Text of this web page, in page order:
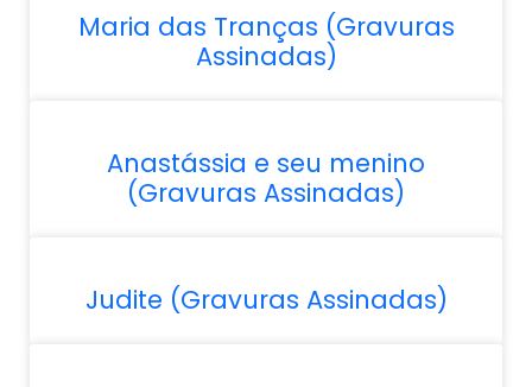
Maria das Tranças (Gravuras
Assinadas)
Anastássia e seu menino
(Gravuras Assinadas)
Judite (Gravuras Assinadas)